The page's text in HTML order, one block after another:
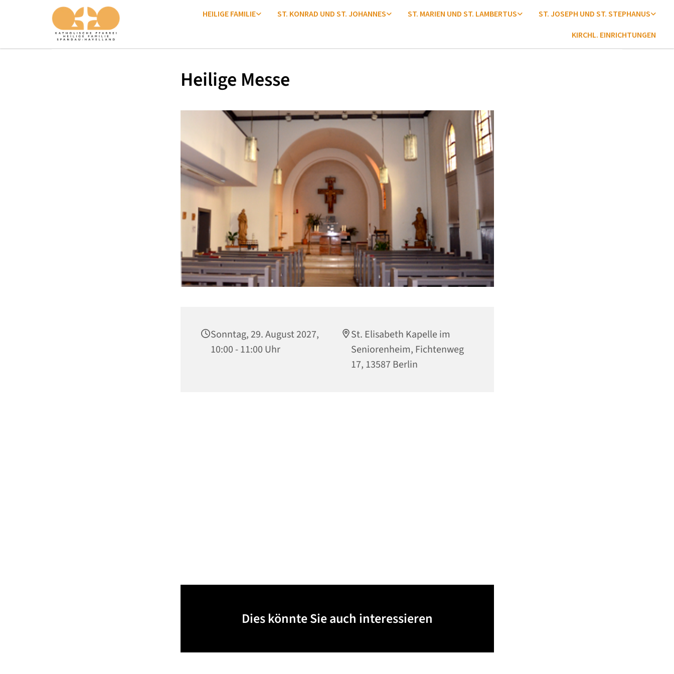
HEILIGE FAMILIE ST. KONRAD UND ST. JOHANNES ST. MARIEN UND ST. LAMBERTUS ST. JOSEPH UND ST. STEPHANUS
KIRCHL. EINRICHTUNGEN
Heilige Messe
Sonntag, 29. August 2027,
10:00 - 11:00 Uhr
St. Elisabeth Kapelle im
Seniorenheim, Fichtenweg
17, 13587 Berlin
Dies könnte Sie auch interessieren